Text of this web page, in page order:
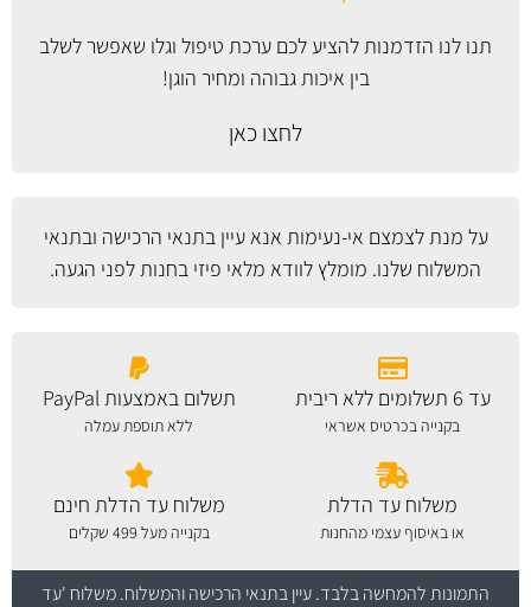
תנו לנו הזדמנות להציע לכם ערכת טיפול וגלו שאפשר לשלב
בין איכות גבוהה ומחיר הוגן!
לחצו כאן
על מנת לצמצם אי-נעימות אנא עייןבתנאי הרכישה ובתנאי
המשלוח שלנו. מומלץ לוודא מלאי פיזי בחנות לפני הגעה.
עד 6 תשלומים ללא ריבית
בקנייה בכרטיס אשראי
תשלום באמצעות PayPal
ללא תוספת עמלה
משלוח עד הדלת
או באיסוף עצמי מהחנות
משלוח עד הדלת חינם
בקנייה מעל 499 שקלים
התמונות להמחשה בלבד.עיין בתנאי הרכישה והמשלוח. משלוח 'עד